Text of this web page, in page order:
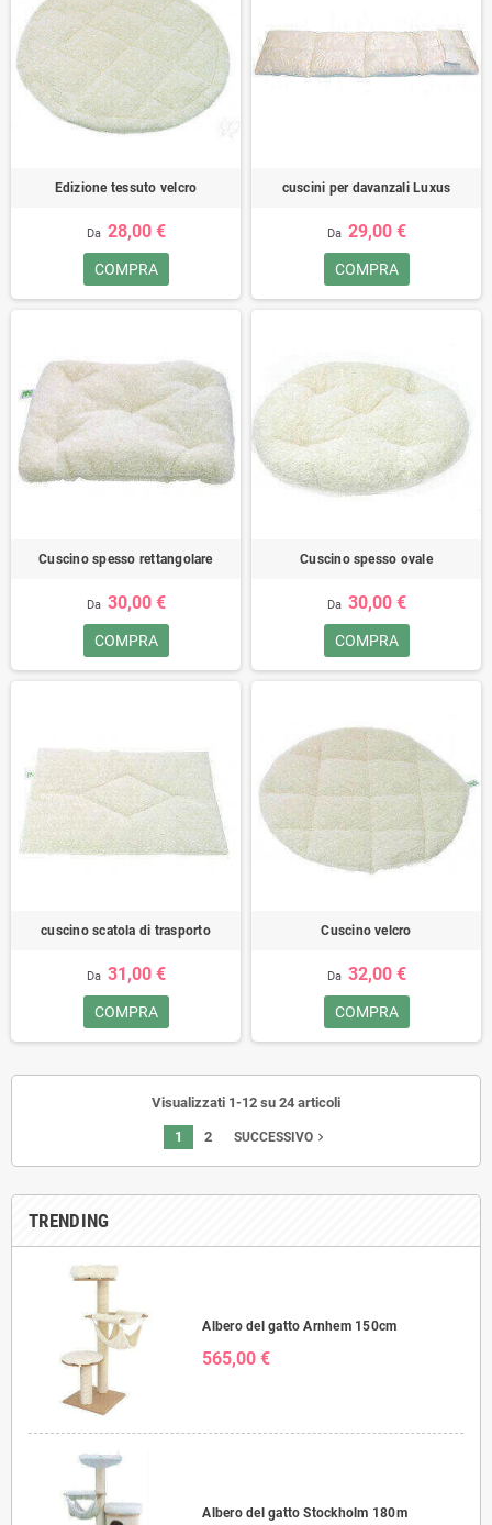
TRENDING
Albero del gatto Arnhem 150cm
565,00 €
Albero del gatto Stockholm 180m
Edizione tessuto velcro
Da 28,00 €
COMPRA
cuscini per davanzali Luxus
Da 29,00 €
COMPRA
Cuscino spesso rettangolare
Da 30,00 €
COMPRA
Cuscino spesso ovale
Da 30,00 €
COMPRA
cuscino scatola di trasporto
Da 31,00 €
COMPRA
Cuscino velcro
Da 32,00 €
COMPRA
Visualizzati 1-12 su 24 articoli
1 2 SUCCESSIVO navigate_next